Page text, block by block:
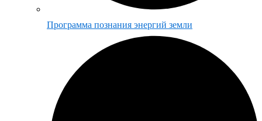
Программа познания энергий земли